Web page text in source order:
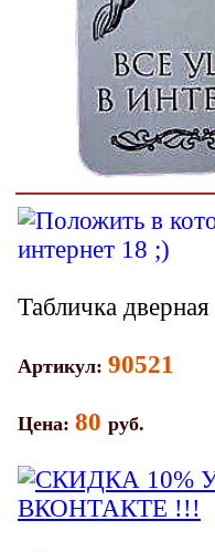
Табличка
Артикул: 90521
Цена: 80 руб.